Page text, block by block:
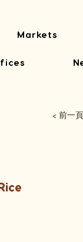
Markets
< 前一頁